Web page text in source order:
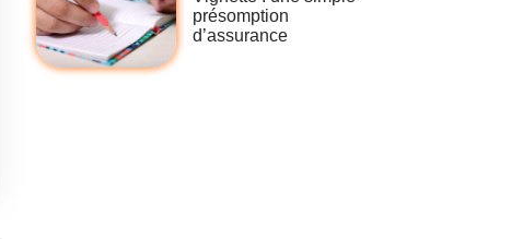
présomption
d’assurance